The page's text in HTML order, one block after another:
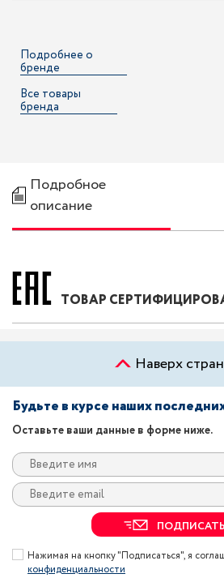
Подробнее о
бренде
Все товары
бренда
Подробное
описание
ТОВАР
Наверх
Будьте в курсе наших
Оставьте ваши данные в форме ниже.
Нажимая на кнопку "Подписаться", я
конфиденциальности